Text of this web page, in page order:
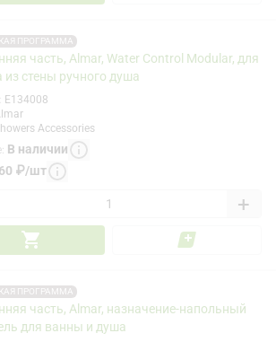
ПРОГРАММА
часть, Almar, Water Control Modular, для
из стены ручного душа
E134008
Accessories
: В наличии
₽/шт
+
ПРОГРАММА
часть, Almar, назначение-напольный
для ванны и душа